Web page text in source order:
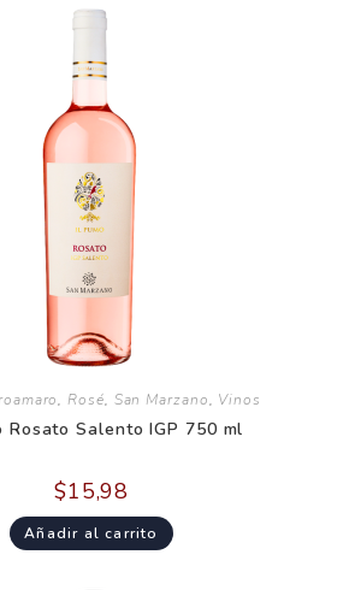
,Rosé, San Marzano, Vinos
Rosato Salento IGP 750 ml
$15,98
Añadir al carrito